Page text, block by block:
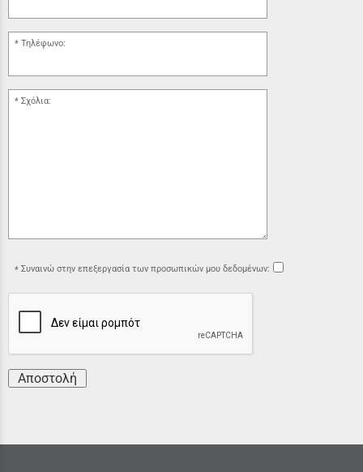
Τηλέφωνο:
Σχόλια:
Συναινώ στην επεξεργασία των προσωπικών μου δεδομένων:
Αποστολή